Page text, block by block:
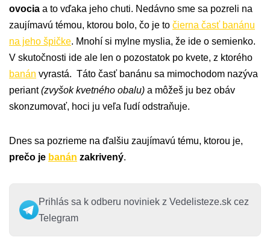
ovocia a to vďaka jeho chuti. Nedávno sme sa pozreli na
zaujímavú témou, ktorou bolo, čo je to čierna časť banánu
na jeho špičke. Mnohí si mylne myslia, že ide o semienko.
V skutočnosti ide ale len o pozostatok po kvete, z ktorého
banán vyrastá. Táto časť banánu sa mimochodom nazýva
periant(zvyšok kvetného obalu) a môžeš ju bez obáv
skonzumovať, hoci ju veľa ľudí odstraňuje.
Dnes sa pozrieme na ďalšiu zaujímavú tému, ktorou je,
prečo je banán zakrivený.
Prihlás sa k odberu noviniek z Vedelisteze.sk cez
Telegram